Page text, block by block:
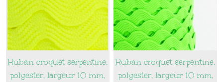
Ruban croquet serpentine,
polyester, largeur 10 mm,
Ruban croquet serpentine,
polyester, largeur 10 mm,